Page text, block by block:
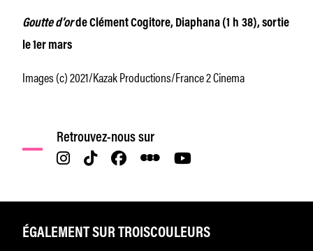
Goutte d’orde Clément Cogitore, Diaphana (1 h 38), sortie
le 1er mars
Images (c) 2021/Kazak Productions/France 2 Cinema
Retrouvez-nous sur
ÉGALEMENT SUR TROISCOULEURS